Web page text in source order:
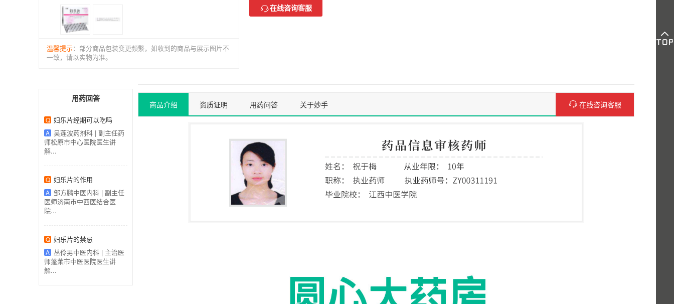
温馨提示：部分商品包装变更频繁，如收到的商品与展示图片不
一致，请以实物为准。
在线咨询客服
用药回答
Q 妇乐片经期可以吃吗
A 吴莲波药剂科 | 副主任药
师松原市中心医院医生讲
解...
Q 妇乐片的作用
A 邹方鹏中医内科 | 副主任
医师济南市中西医结合医
院...
Q 妇乐片的禁忌
A 丛伶男中医内科 | 主治医
师蓬莱市中医医院医生讲
解...
商品介绍 资质证明 用药问答 关于妙手 在线咨询客服